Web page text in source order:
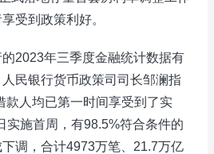
受到政策利好。
2023年三季度金融统计数据有
民银行货币政策司司长邹澜指
款人均已第一时间享受到了实
实施首周，有98.5%符合条件的
调，合计4973万笔、21.7万亿